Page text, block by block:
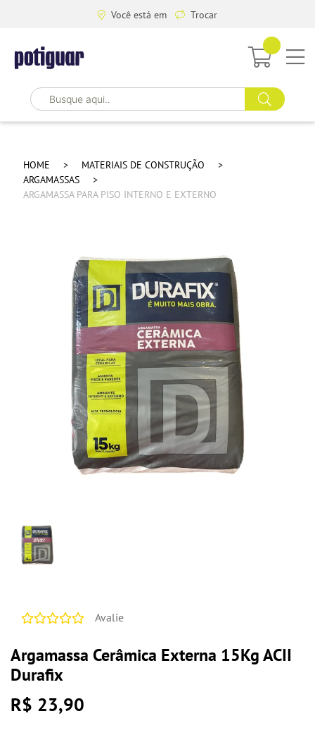
Você está em Trocar
HOME
MATERIAIS DE CONSTRUÇÃO
ARGAMASSAS
ARGAMASSA PARA PISO INTERNO E EXTERNO
Avalie
Argamassa Cerâmica Externa 15Kg ACII
Durafix
R$ 23,90